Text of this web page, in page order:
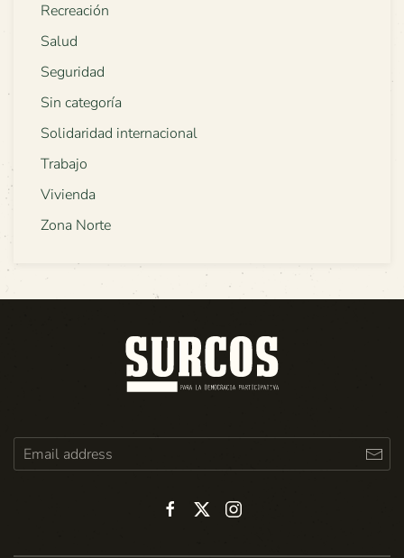
Recreación
Salud
Seguridad
Sin categoría
Solidaridad internacional
Trabajo
Vivienda
Zona Norte